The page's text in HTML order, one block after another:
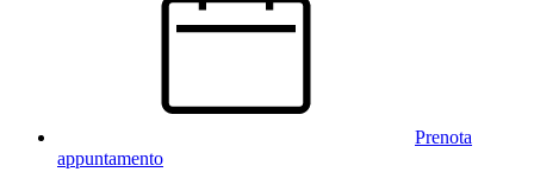
Prenota
appuntamento